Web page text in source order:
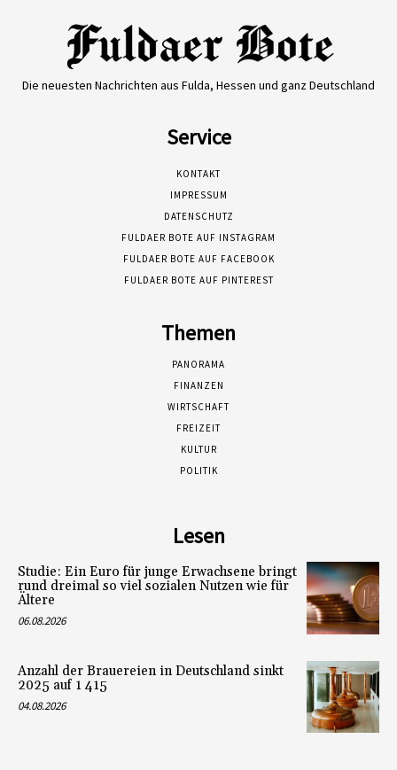
Die neuesten Nachrichten aus Fulda, Hessen und ganz Deutschland
Service
KONTAKT
IMPRESSUM
DATENSCHUTZ
FULDAER BOTE AUF INSTAGRAM
FULDAER BOTE AUF FACEBOOK
FULDAER BOTE AUF PINTEREST
Themen
PANORAMA
FINANZEN
WIRTSCHAFT
FREIZEIT
KULTUR
POLITIK
Lesen
Studie: Ein Euro für junge Erwachsene bringt
rund dreimal so viel sozialen Nutzen wie für
Ältere
06.08.2026
Anzahl der Brauereien in Deutschland sinkt
2025 auf 1 415
04.08.2026